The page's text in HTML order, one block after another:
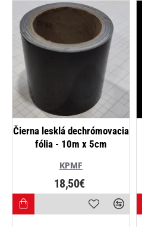
NAJPREDÁVANEJŠIE
KPMF
Čierna lesklá dechrómovacia
fólia - 10m x 5cm
18,50€